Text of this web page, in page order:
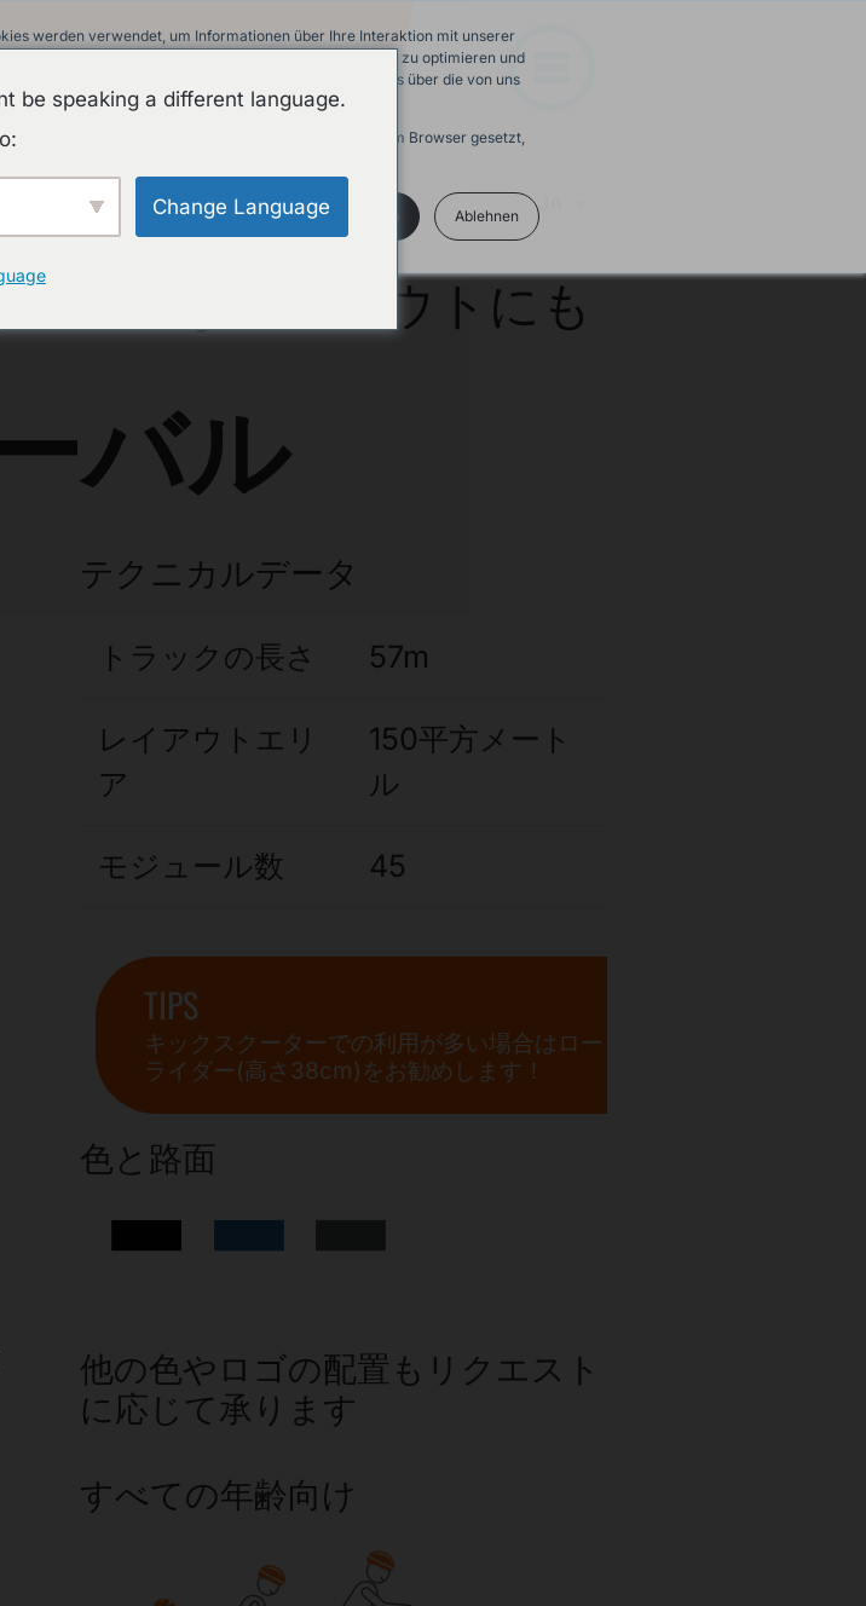
werden verwendet, um Informationen über Ihre Interaktion mit unserer
nutzen diese Informationen, um Ihre Website-Erfahrung zu optimieren und
und anderen Medien-Seiten zu erstellen. Mehr Infos über die von uns
Website nicht erfasst. Ein einzelnes Cookie wird in Ihrem Browser gesetzt,
Akzeptieren Ablehnen
JA
小さなレイアウトにも
バル
テクニカルデータ
トラックの長さ 57m
レイアウトエリ
ア
150平方メート
ル
モジュール数 45
TIPS
キックスクーターでの利用が多い場合はロー
ライダー(高さ38cm)をお勧めします！
色と路面
他の色やロゴの配置もリクエスト
に応じて承ります
すべての年齢向け
be speaking a different language.
Change Language